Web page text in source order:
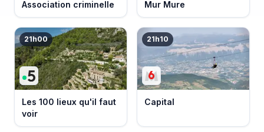
Association criminelle Mur Mure
21h00
Les 100 lieux qu'il faut
voir
21h10
Capital